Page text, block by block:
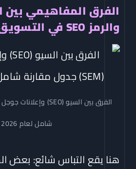
والرمز SEO في التسويق الإلكتروني
شامل لعام 2026
هنا يقع التباس شائع: بعض